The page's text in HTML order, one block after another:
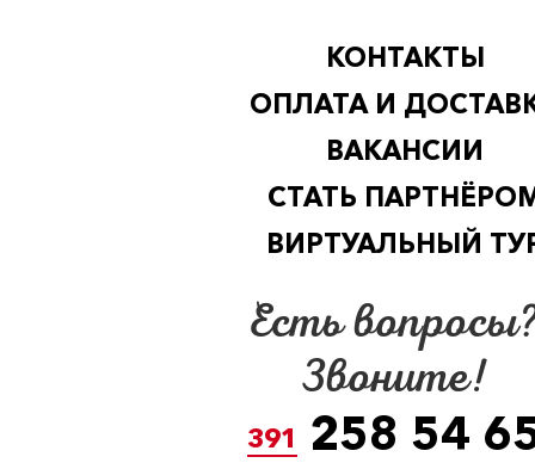
КОНТАКТЫ
ОПЛАТА И
ВАКАНСИИ
СТАТЬ
ВИРТУАЛЬНЫЙ
Есть
Звоните!
391 258 54